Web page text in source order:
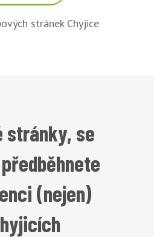
stránky, se
(nejen)